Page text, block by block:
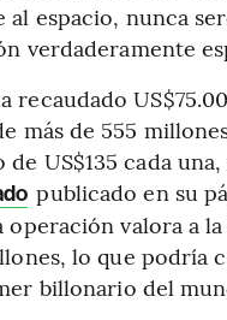
al espacio, nunca
verdaderamente
recaudado
más de 555
US$135 cada
publicado en su
operación valora a
lo que podría
billonario del